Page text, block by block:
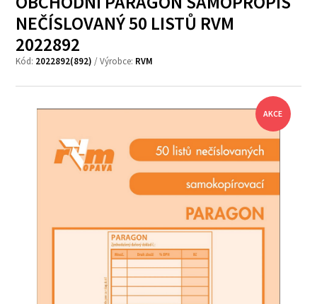
NEČÍSLOVANÝ 50 LISTŮ RVM
2022892
Kód: 2022892(892) / Výrobce: RVM
AKCE